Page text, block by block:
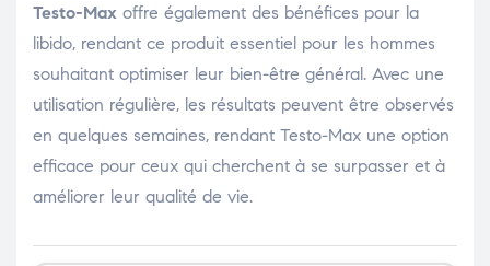
Testo-Max offre également des bénéfices pour la
libido, rendant ce produit essentiel pour les hommes
souhaitant optimiser leur bien-être général. Avec une
utilisation régulière, les résultats peuvent être observés
en quelques semaines, rendant Testo-Max une option
efficace pour ceux qui cherchent à se surpasser et à
améliorer leur qualité de vie.